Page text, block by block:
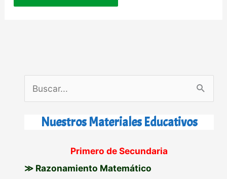
u
r
Nuestros Materiales Educativos
Primero de Secundaria
≫ Razonamiento Matemático